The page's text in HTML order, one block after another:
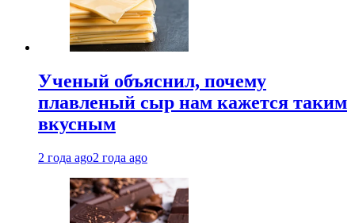
Ученый объяснил, почему
плавленый сыр нам кажется таким
вкусным
2 года ago2 года ago